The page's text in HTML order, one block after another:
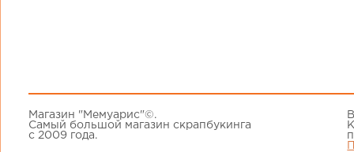
Магазин "Мемуарис"©.
Самый большой магазин скрапбукинга
с 2009 года.